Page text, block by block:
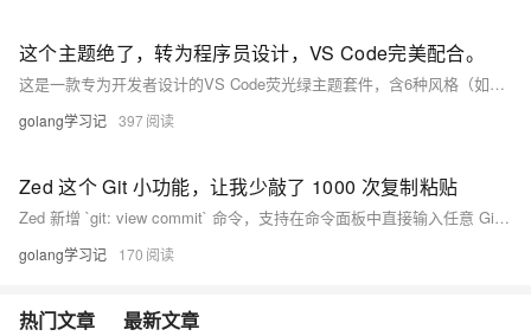
这个主题绝了，转为程序员设计，VS Code完美配合。
这是一款专为开发者设计的VS Code荧光绿主题套件，含6种风格（如Midnight、Liquid Glass），兼顾护眼、降噪与审美。高亮关键字、柔化字符串、弱化注释，提升代码可读性；同步终端配色，消除视觉割裂。小改变，大心流——让眼睛更轻松，思维更专注。（239字）
golang学习记 397
Zed 这个 Git 小功能，让我少敲了 1000 次复制粘贴
Zed 新增 `git: view commit` 命令，支持在命令面板中直接输入任意 Git ref（如 `HEAD`、`main`、`abc1234` 或 `HEAD~3`），秒开提交详情。带实时预览、防抖查询与友好报错，免去复制粘贴，大幅提升高频操作效率。（239字）
golang学习记 170
热门文章 最新文章